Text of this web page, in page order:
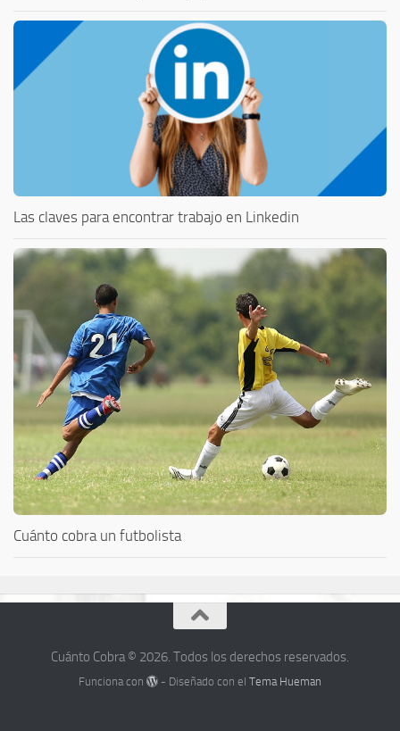
Las claves para encontrar trabajo en Linkedin
Cuánto cobra un futbolista
Cuánto Cobra © 2026. Todos los derechos reservados.
Funciona con - Diseñado con elTema Hueman